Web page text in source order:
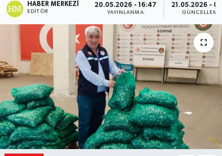
HABER MERKEZI
EDITÖR
20.05.2026 - 16:47
YAYINLANMA
21.05.2026 -
GÜNCELLEME